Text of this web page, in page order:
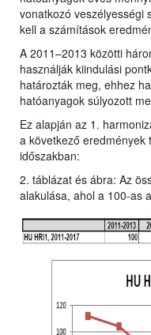
vonatkozó veszélyességi
kell a számítások
A 2011–2013 közötti
használják kiindulási
határozták meg, ehhez
hatóanyagok súlyozott
Ez alapján az 1.
a következő
időszakban:
2. táblázat és ábra: Az
alakulása, ahol a 100-as